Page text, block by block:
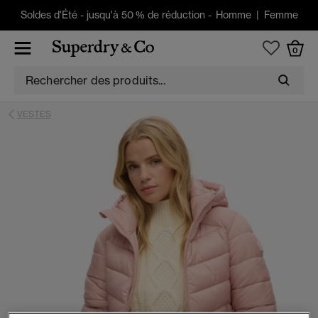
Soldes d'Été -jusqu'à 50 % de réduction - Homme| Femme
0
VESTES